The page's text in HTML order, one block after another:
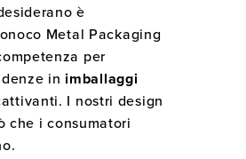
è
Metal Packaging
per
in imballaggi
I nostri design
che i consumatori